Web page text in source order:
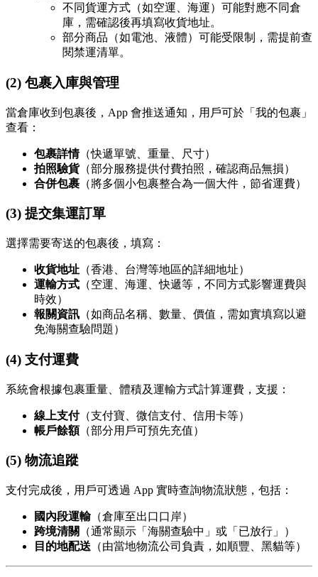
不同貨運方式（如空運、海運）可能對應不同倉
庫，需確認後再填寫收貨地址。
部分商品（如電池、液體）可能受限制，需提前查
閱禁運清單。
(2) 包裹入庫與管理
當倉庫收到包裹後，App 會推送通知，用戶可於「我的包裹」
查看：
包裹詳情（快遞單號、重量、尺寸）
拍照驗貨（部分服務提供付費拍照，確認商品無損）
合併包裹 （將多個小包裹整合為一個大件，節省運費）
(3) 提交集運訂單
選擇需要寄送的包裹後，填寫：
收貨地址 （香港、台灣等地區的詳細地址）
運輸方式 （空運、海運、快遞等，不同方式影響運費與
時效）
報關資訊 （如商品名稱、數量、價值，需如實填寫以避
免海關查驗問題）
(4) 支付運費
系統會根據包裹重量、體積及運輸方式計算運費，支援：
線上支付（支付寶、微信支付、信用卡等）
帳戶餘額（部分用戶可預先充值）
(5) 物流追蹤
支付完成後，用戶可透過 App 實時查詢物流狀態，包括：
國內段運輸（倉庫至出口口岸）
跨境清關
（通常顯示「海關查驗中」或「已放行」）
目的地配送 （由當地物流公司負責，如順豐、黑貓等）